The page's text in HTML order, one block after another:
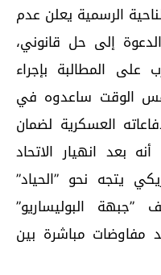
الرسمية يعلن عدم
إلى حل قانوني،
على المطالبة بإجراء
الوقت ساعدوه في
العسكرية لضمان
بعد انهيار الاتحاد
يتجه نحو ”الحياد”
البوليساريو”
مفاوضات مباشرة بين